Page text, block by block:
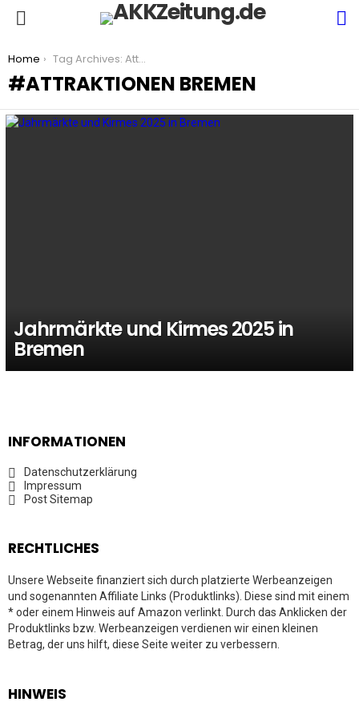
You are here:
Home Tag Archives: Attraktionen Bremen
ATTRAKTIONEN BREMEN
Jahrmärkte und Kirmes 2025 in
Bremen
INFORMATIONEN
Datenschutzerklärung
Impressum
Post Sitemap
RECHTLICHES
Unsere Webseite finanziert sich durch platzierte Werbeanzeigen
und sogenannten Affiliate Links (Produktlinks). Diese sind mit einem
* oder einem Hinweis auf Amazon verlinkt. Durch das Anklicken der
Produktlinks bzw. Werbeanzeigen verdienen wir einen kleinen
Betrag, der uns hilft, diese Seite weiter zu verbessern.
HINWEIS